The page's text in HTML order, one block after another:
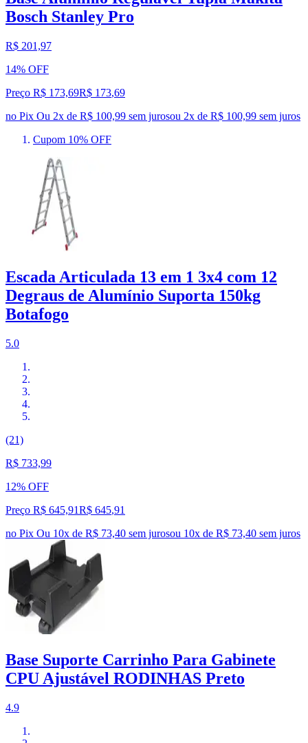
Bosch Stanley Pro
R$ 201,97
14% OFF
Preço R$ 173,69R$ 173,69
no Pix Ou 2x de R$ 100,99 sem jurosou 2x de R$ 100,99 sem juros
Cupom 10% OFF
Escada Articulada 13 em 1 3x4 com 12
Degraus de Alumínio Suporta 150kg
Botafogo
5.0
(21)
R$ 733,99
12% OFF
Preço R$ 645,91R$ 645,91
no Pix Ou 10x de R$ 73,40 sem jurosou 10x de R$ 73,40 sem juros
Base Suporte Carrinho Para Gabinete
CPU Ajustável RODINHAS Preto
4.9